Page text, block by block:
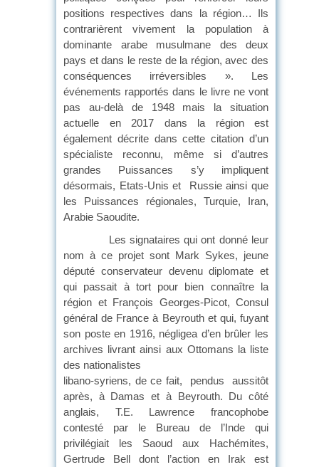
positions respectives dans la région… Ils
contrarièrent vivement la population à
dominante arabe musulmane des deux
pays et dans le reste de la région, avec des
conséquences irréversibles ». Les
événements rapportés dans le livre ne vont
pas au-delà de 1948 mais la situation
actuelle en 2017 dans la région est
également décrite dans cette citation d’un
spécialiste reconnu, même si d’autres
grandes Puissances s’y impliquent
désormais, Etats-Unis et Russie ainsi que
les Puissances régionales, Turquie, Iran,
Arabie Saoudite.
Les signataires qui ont donné leur
nom à ce projet sont Mark Sykes, jeune
député conservateur devenu diplomate et
qui passait à tort pour bien connaître la
région et François Georges-Picot, Consul
général de France à Beyrouth et qui, fuyant
son poste en 1916, négligea d’en brûler les
archives livrant ainsi aux Ottomans la liste
des nationalistes
libano-syriens, de ce fait, pendus aussitôt
après, à Damas et à Beyrouth. Du côté
anglais, T.E. Lawrence francophobe
contesté par le Bureau de l’Inde qui
privilégiait les Saoud aux Hachémites,
Gertrude Bell dont l’action en Irak est